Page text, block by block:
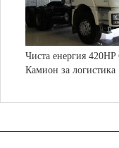
Чиста енергия 420HP
Камион за логистика